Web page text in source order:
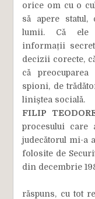
orice om cu o
să apere statul,
lumii. Că ele
informații
decizii corecte,
că
spioni, de
liniștea socială.
FILIP
procesului care
judecătorul mi-a
folosite de
din decembrie
răspuns, cu tot